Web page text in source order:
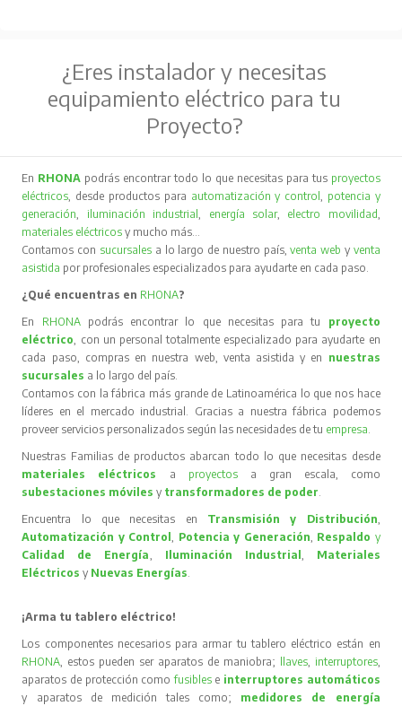
¿Eres instalador y necesitas
equipamiento eléctrico para tu
Proyecto?
En RHONA podrás encontrar todo lo que necesitas para tus proyectos
eléctricos, desde productos para automatización y control, potencia y
generación, iluminación industrial, energía solar, electro movilidad,
materiales eléctricos y mucho más…
Contamos con sucursales a lo largo de nuestro país,venta web y venta
asistida por profesionales especializados para ayudarte en cada paso.
¿Qué encuentras en RHONA?
En RHONA podrás encontrar lo que necesitas para tu proyecto
eléctrico, con un personal totalmente especializado para ayudarte en
cada paso, compras en nuestra web, venta asistida y en nuestras
sucursales a lo largo del país.
Contamos con la fábrica más grande de Latinoamérica lo que nos hace
líderes en el mercado industrial. Gracias a nuestra fábrica podemos
proveer servicios personalizados según las necesidades de tu empresa.
Nuestras Familias de productos abarcan todo lo que necesitas desde
materiales eléctricos
a proyectos
a gran escala, como
subestaciones móvilesy transformadores de poder.
Encuentra lo que necesitas en Transmisión y Distribución,
Automatización y Control, Potencia y Generación, Respaldo y
Calidad de Energía, Iluminación Industrial , Materiales
Eléctricos y Nuevas Energías.
¡Arma tu tablero eléctrico!
Los componentes necesarios para armar tu tablero eléctrico están en
RHONA, estos pueden ser aparatos de maniobra; llaves, interruptores,
aparatos de protección comofusibles e interruptores automáticos
y aparatos de medición tales como; medidores de energía